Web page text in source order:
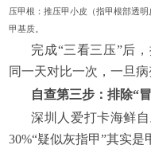
压甲根：推压甲小皮（指甲根部透
甲基质。
完成“三看三压”后
同一天对比一次，一旦
自查第三步：排除“
深圳人爱打卡海鲜
30%“疑似灰指甲”其实